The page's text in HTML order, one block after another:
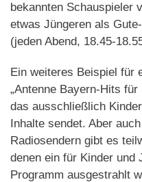
bekannten Schauspieler
etwas Jüngeren als
(jeden Abend, 18.45-
Ein weiteres Beispiel für
„Antenne Bayern-Hits
das ausschließlich
Inhalte sendet. Aber
Radiosendern gibt es
denen ein für Kinder und
Programm ausgestrahlt